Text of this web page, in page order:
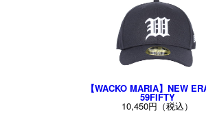
【WACKO MARIA】NEW
59FIFTY
10,450円（税込）